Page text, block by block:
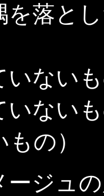
を落と
いない
いない
の）
ージュ